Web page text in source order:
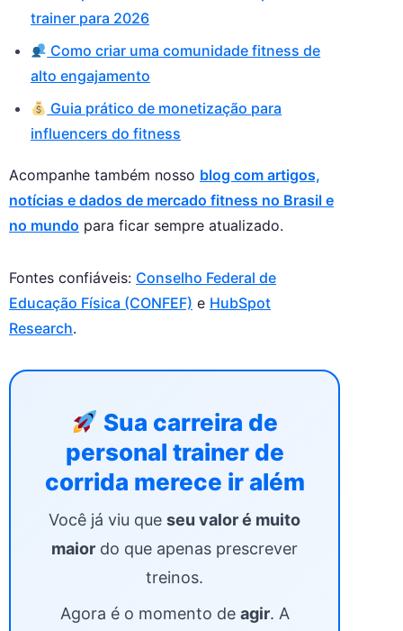
trainer para 2026
Como criar uma comunidade fitness de
alto engajamento
Guia prático de monetização para
influencers do fitness
Acompanhe também nosso blog com artigos,
notícias e dados de mercado fitness no Brasil e
no mundo para ficar sempre atualizado.
Fontes confiáveis: Conselho Federal de
Educação Física (CONFEF) e HubSpot
Research.
Sua carreira de
personal trainer de
corrida merece ir além
Você já viu que seu valor é muito
maior do que apenas prescrever
treinos.
Agora é o momento de agir. A